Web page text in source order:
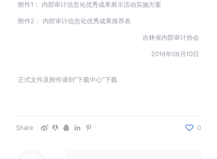
附件1： 内部审计信息化优秀成果展示活动实施方案
附件2： 内部审计信息化优秀成果推荐表
吉林省内部审计协会
2016年06月10日
正式文件及附件请到“下载中心”下载
Share 0